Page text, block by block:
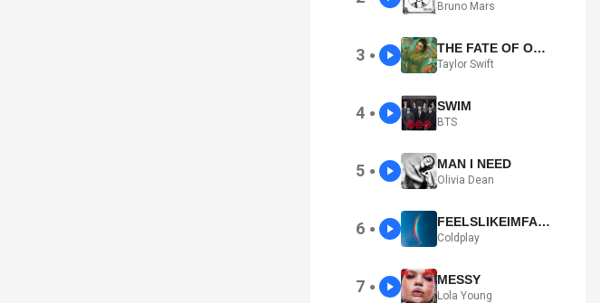
Bruno Mars
3 ● THE FATE OF OPHELIA
Taylor Swift
4 ● SWIM
BTS
5 ● MAN I NEED
Olivia Dean
6 ● FEELSLIKEIMFALLINGINLOVE
Coldplay
7 ● MESSY
Lola Young